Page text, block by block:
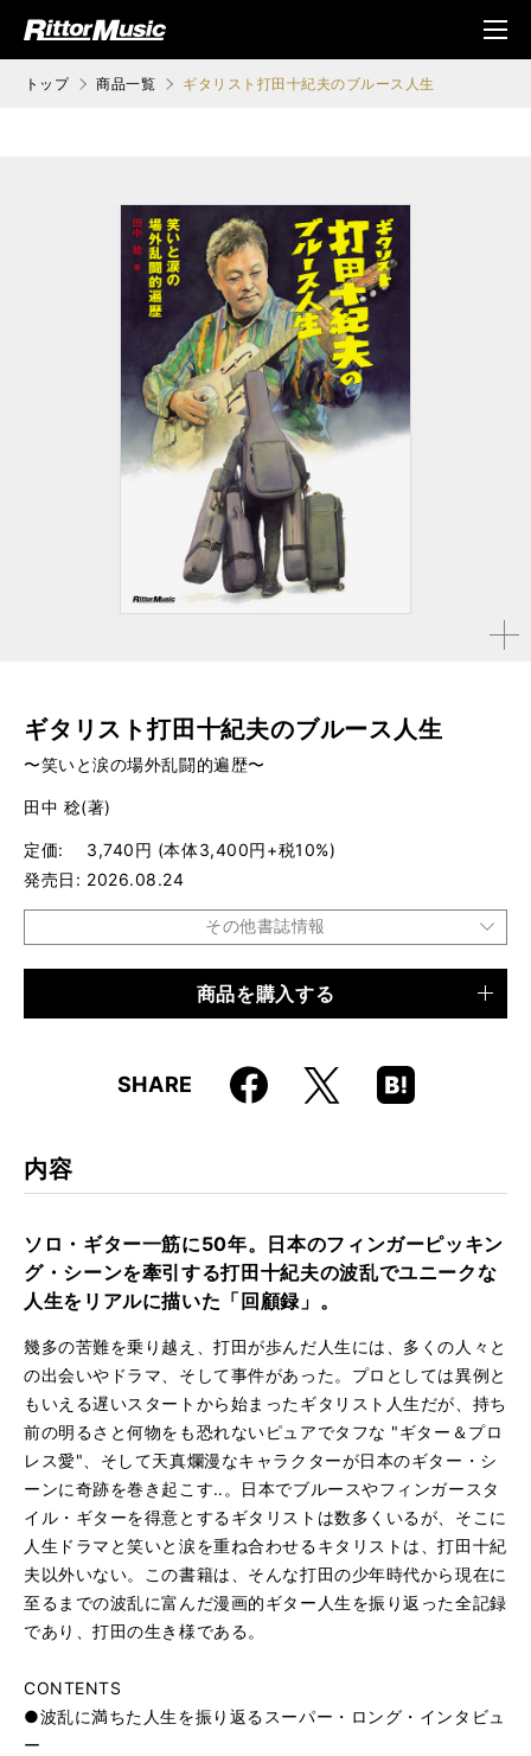
ジック (Rittor Musi
メニ
ュ
トップ 商品一覧 ギタリスト打田十紀夫のブルース人生
拡大す
ギタリスト打田十紀夫のブルース人生
〜笑いと涙の場外乱闘的遍歴〜
田中 稔(著)
定価
3,740円 (本体3,400円+税10%)
発売日
2026.08.24
その他書誌情報
9784845644742
商品を購入する
SHARE Faceboo
k
X
Hatena
Boo
内容
ソロ・ギター一筋に50年。日本のフィンガーピッキン
グ・シーンを牽引する打田十紀夫の波乱でユニークな
人生をリアルに描いた「回顧録」。
幾多の苦難を乗り越え、打田が歩んだ人生には、多くの人々と
の出会いやドラマ、そして事件があった。プロとしては異例と
もいえる遅いスタートから始まったギタリスト人生だが、持ち
前の明るさと何物をも恐れないピュアでタフな "ギター＆プロ
レス愛"、そして天真爛漫なキャラクターが日本のギター・シ
ーンに奇跡を巻き起こす‥。日本でブルースやフィンガースタ
イル・ギターを得意とするギタリストは数多くいるが、そこに
人生ドラマと笑いと涙を重ね合わせるキタリストは、打田十紀
夫以外いない。この書籍は、そんな打田の少年時代から現在に
至るまでの波乱に富んだ漫画的ギター人生を振り返った全記録
であり、打田の生き様である。
CONTENTS
●波乱に満ちた人生を振り返るスーパー・ロング・インタビュ
ー